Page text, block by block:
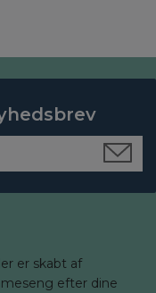
er skabt af
efter dine